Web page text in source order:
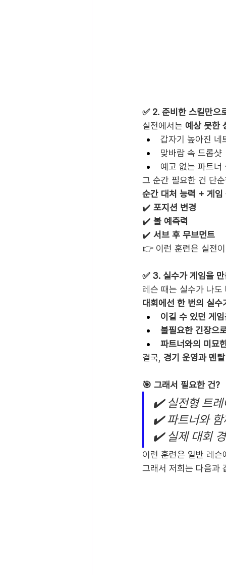
✅ 2. 준비한 스킬만으
실전에서는 예상 못한
갑자기 높아진 네
맞바람 속 드롭샷
예고 없는 파트너
그 순간 필요한 건 단
순간 대처 능력 + 게임
✔️ 포지션 변경
✔️ 볼 예측력
✔️ 서브 후 무브먼트
👉 이런 훈련은 실전
✅ 3. 실수가 게임을
레슨 때는 실수가 나도
대회에선 한 번의 실
이길 수 있던 게
불필요한 긴장으
파트너와의 미묘
결국, 경기 운영과 멘
🎯 그래서 필요한 건?
✔️ 실전형 트레
✔️ 파트너와 함
✔️ 실제 대회
이런 훈련은 일반 레
그래서 저희는 다음과